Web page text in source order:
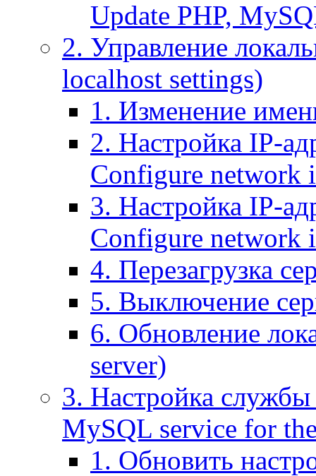
Update PHP,
2. Управление
localhost settings)
1. Изменение
2. Настройка IP-
Configure network
3. Настройка IP-
Configure network
4. Перезагрузка
5. Выключение
6. Обновление
server)
3. Настройка
MySQL service for
1. Обновить